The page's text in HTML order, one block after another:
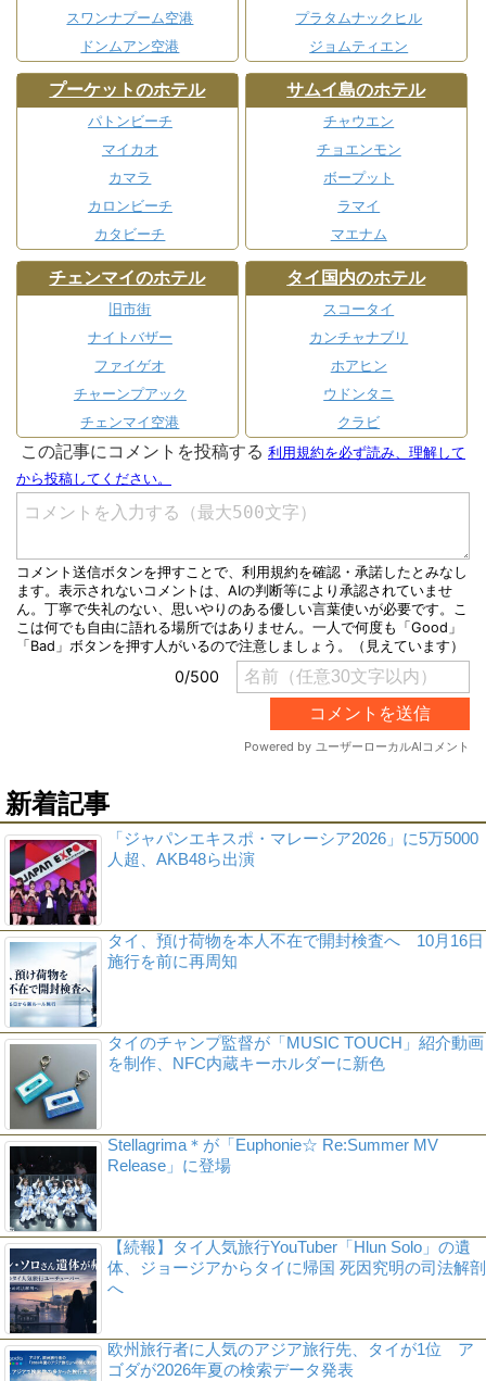
スワンナプーム空港
ドンムアン空港
プラタムナックヒル
ジョムティエン
プーケットのホテル
パトンビーチ
マイカオ
カマラ
カロンビーチ
カタビーチ
サムイ島のホテル
チャウエン
チョエンモン
ボープット
ラマイ
マエナム
チェンマイのホテル
旧市街
ナイトバザー
ファイゲオ
チャーンプアック
チェンマイ空港
タイ国内のホテル
スコータイ
カンチャナブリ
ホアヒン
ウドンタニ
クラビ
新着記事
「ジャパンエキスポ・マレーシア2026」に5万5000
人超、AKB48ら出演
タイ、預け荷物を本人不在で開封検査へ 10月16日
施行を前に再周知
タイのチャンプ監督が「MUSIC TOUCH」紹介動画
を制作、NFC内蔵キーホルダーに新色
Stellagrima＊が「Euphonie☆ Re:Summer MV
Release」に登場
【続報】タイ人気旅行YouTuber「Hlun Solo」の遺
体、ジョージアからタイに帰国 死因究明の司法解剖
へ
欧州旅行者に人気のアジア旅行先、タイが1位 ア
ゴダが2026年夏の検索データ発表